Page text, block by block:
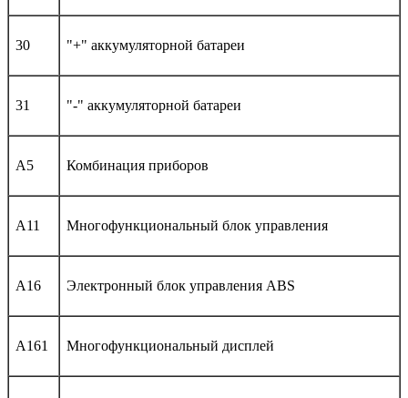
30 "+" аккумуляторной батареи
31 "-" аккумуляторной батареи
A5 Комбинация приборов
A11 Многофункциональный блок управления
A16 Электронный блок управления ABS
A161 Многофункциональный дисплей